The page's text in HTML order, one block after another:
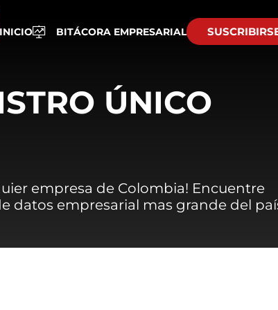
INICIO BITÁCORA EMPRESARIAL
ÚNICO
empresa de Colombia! Encuentre
datos empresarial mas grande del